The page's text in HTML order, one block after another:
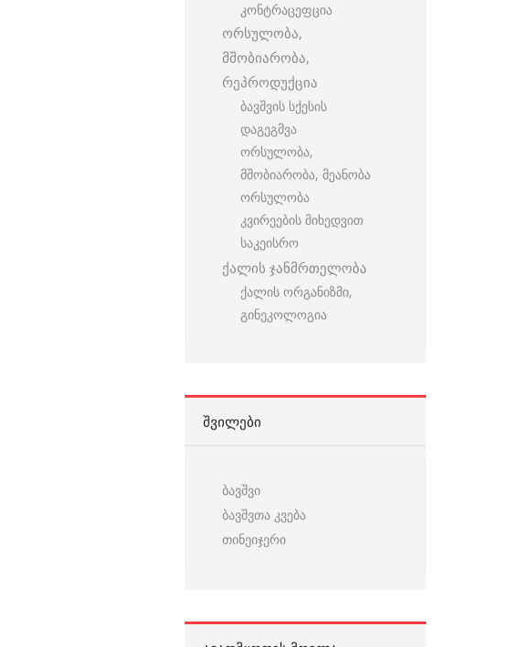
კონტრაცეფცია
ორსულობა,
მშობიარობა,
რეპროდუქცია
ბავშვის სქესის
დაგეგმვა
ორსულობა,
მშობიარობა, მეანობა
ორსულობა
კვირეების მიხედვით
საკეისრო
ქალის ჯანმრთელობა
ქალის ორგანიზმი,
გინეკოლოგია
ᲨᲕᲘᲚᲔᲑᲘ
ბავშვი
ბავშვთა კვება
თინეიჯერი